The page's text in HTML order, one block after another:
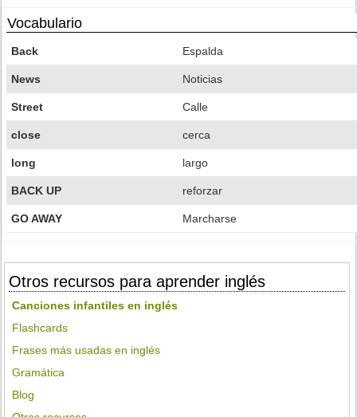
Vocabulario
Back Espalda
News Noticias
Street Calle
close cerca
long largo
BACK UP reforzar
GO AWAY Marcharse
Otros recursos para aprender inglés
Canciones infantiles en inglés
Flashcards
Frases más usadas en inglés
Gramática
Blog